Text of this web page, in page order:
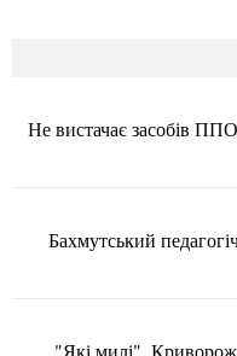
Не вистачає засобів
Бахмутський
"Які милі".